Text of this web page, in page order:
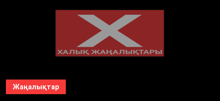
Жаңалықтар